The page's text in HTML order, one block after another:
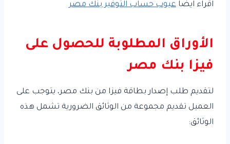
اقراء ايضا عيوب حساب التوفير بنك مصر
الأوراق المطلوبة للحصول على
فيزا بنك مصر
لتقديم طلب إصدار بطاقة فيزا من بنك مصر، يتوجب على
العميل تقديم مجموعة من الوثائق الضرورية تشمل هذه
الوثائق: